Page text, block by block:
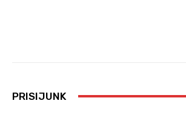
PRISIJUNK